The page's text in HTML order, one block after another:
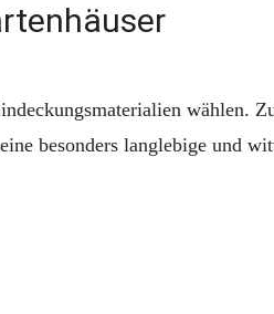
wählen.
besonders langlebige und